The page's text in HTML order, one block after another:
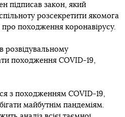
підписав закон, який
розсекретити якомога
про походження коронавірусу.
розвідувальному
походження COVID-19,
з походженням COVID-19,
майбутнім пандеміям.